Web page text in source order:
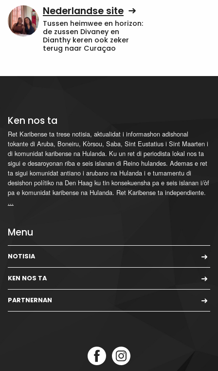
Nederlandse site
Tussen heimwee en horizon:
de zussen Divaney en
Dianthy keren ook zeker
terug naar Curaçao
Ken nos ta
Ret Karibense ta trese notisia, aktualidat i informashon adishonal
tokante di Aruba, Boneiru, Kòrsou, Saba, Sint Eustatius i Sint Maarten i
di komunidat karibense na Hulanda. Ku un ret di periodista lokal nos ta
sigui e desaroyonan riba e seis islanan di Reino hulandes. Ademas e ret
ta sigui komunidat antiano i arubano na Hulanda i e tumamentu di
desishon polítiko na Den Haag ku tin konsekuensha pa e seis islanan i/òf
pa e komunidat karibense na Hulanda. Ret Karibense ta independiente.
...
Menu
NOTISIA
KEN NOS TA
PARTNERNAN